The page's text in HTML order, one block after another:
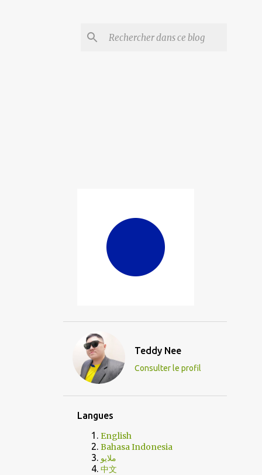
Teddy Nee
Consulter le profil
Langues
English
Bahasa Indonesia
ملايو
中文